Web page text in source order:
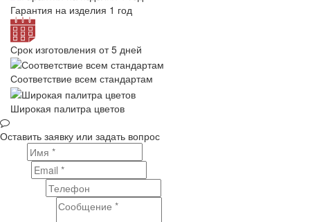
Гарантия на изделия 1 год
Срок изготовления от 5 дней
Соответствие всем стандартам
Широкая палитра цветов
Оставить заявку или задать вопрос